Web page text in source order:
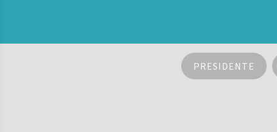
PRESIDENTE